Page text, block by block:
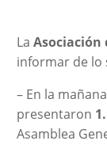
La Asociación
informar de lo
– En la
presentaron
Asamblea